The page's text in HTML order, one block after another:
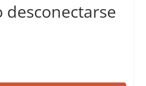
desconectarse